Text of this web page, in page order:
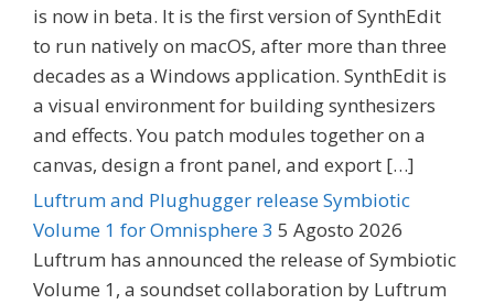
is now in beta. It is the first version of SynthEdit
to run natively on macOS, after more than three
decades as a Windows application. SynthEdit is
a visual environment for building synthesizers
and effects. You patch modules together on a
canvas, design a front panel, and export […]
Luftrum and Plughugger release Symbiotic
Volume 1 for Omnisphere 3 5 Agosto 2026
Luftrum has announced the release of Symbiotic
Volume 1, a soundset collaboration by Luftrum